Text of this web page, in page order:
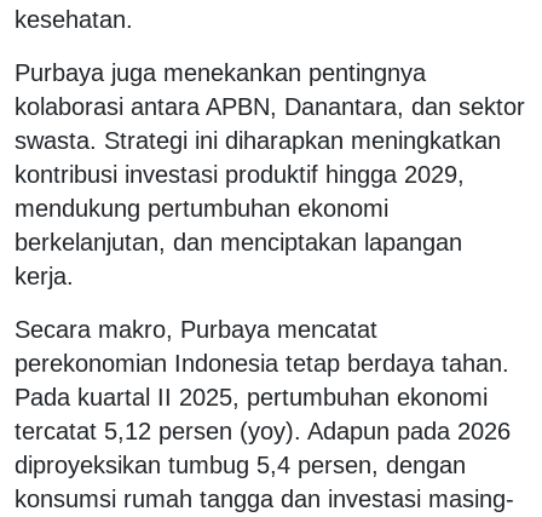
kesehatan.
Purbaya juga menekankan pentingnya
kolaborasi antara APBN, Danantara, dan sektor
swasta. Strategi ini diharapkan meningkatkan
kontribusi investasi produktif hingga 2029,
mendukung pertumbuhan ekonomi
berkelanjutan, dan menciptakan lapangan
kerja.
Secara makro, Purbaya mencatat
perekonomian Indonesia tetap berdaya tahan.
Pada kuartal II 2025, pertumbuhan ekonomi
tercatat 5,12 persen (yoy). Adapun pada 2026
diproyeksikan tumbug 5,4 persen, dengan
konsumsi rumah tangga dan investasi masing-